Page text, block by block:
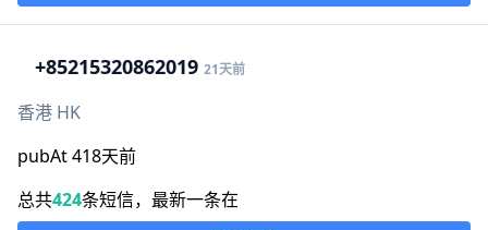
+85215320862019 21天前
香港 HK
pubAt 418天前
总共424条短信，最新一条在